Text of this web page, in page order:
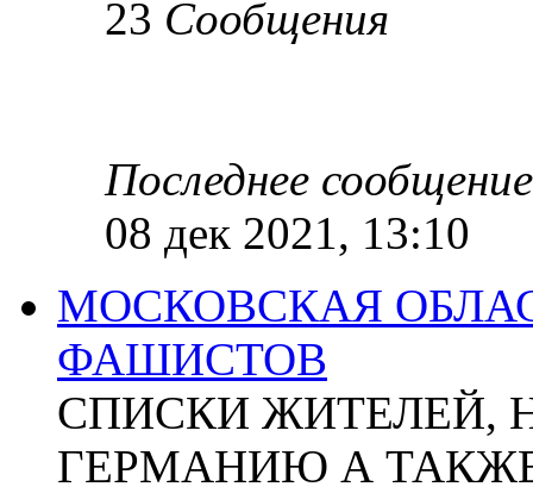
23 Сообщения
Последнее сообщение
08 дек 2021, 13:10
МОСКОВСКАЯ
ФАШИСТОВ
СПИСКИ ЖИТЕЛЕЙ,
ГЕРМАНИЮ А